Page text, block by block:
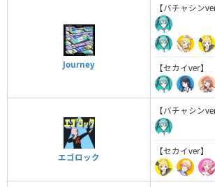
Journey
【バチャシンver
【セカイver】
エゴロック
【バチャシンver
【セカイver】